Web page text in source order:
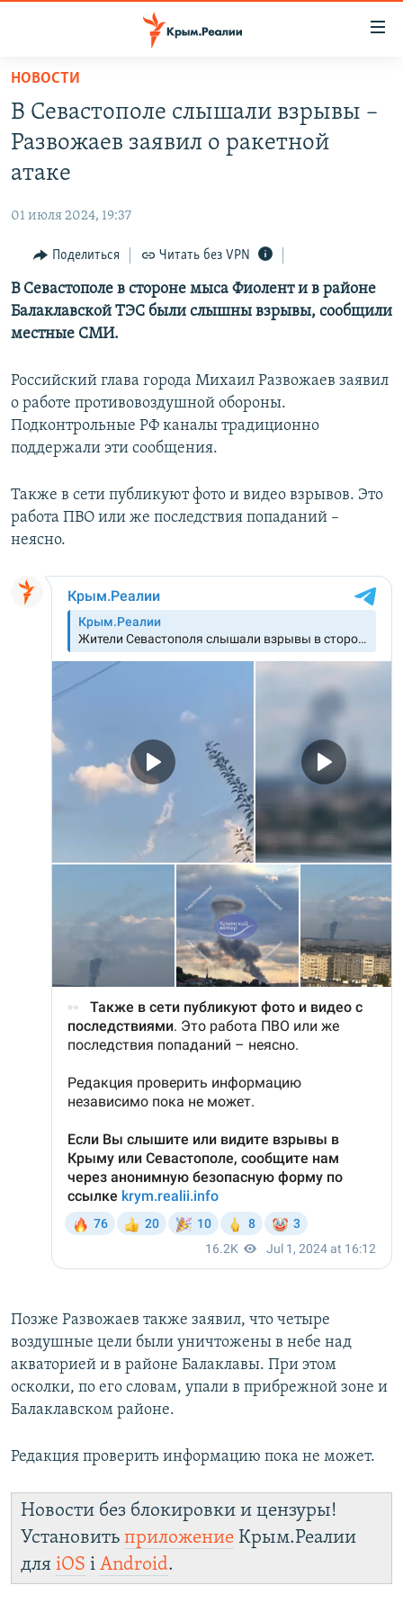
Вернуться
основному
содержанию
главной
Вернутся
поиску
11 ЛЕТ ОККУПАЦИИ КРЫМА. 11 ИСТОРИЙ СОПРОТИВЛЕНИЯ
ЕЩЕ
ИНТЕРАКТИВ
ИНФОГРАФИКА
ПРОПАВШИЕ БЕЗ ВЕСТИ
ПОБЕДИТЕЛЕЙ НЕ СУДЯТ?
КРЫМ.НЕПОКОРЕННЫЙ
УКРАИНСКАЯ ПРОБЛЕМА КРЫМА
РАДІО СВОБОДА
КАК ОБОЙТИ БЛОКИРОВКУ
Українською
Qırımtatar
ПРИСОЕДИНЯЙТЕСЬ!
Все сайты RFE/RL
НОВОСТИ
В Севастополе слышали взрывы –
Развожаев заявил о ракетной
атаке
01 июля 2024, 19:37
Поделиться Читать без VPN
В Севастополе в стороне мыса Фиолент и в районе
Балаклавской ТЭС были слышны взрывы, сообщили
местные СМИ.
Российский глава города Михаил Развожаев заявил
о работе противовоздушной обороны.
Подконтрольные РФ каналы традиционно
поддержали эти сообщения.
Также в сети публикуют фото и видео взрывов. Это
работа ПВО или же последствия попаданий –
неясно.
Позже Развожаев также заявил, что четыре
воздушные цели были уничтожены в небе над
акваторией и в районе Балаклавы. При этом
осколки, по его словам, упали в прибрежной зоне и
Балаклавском районе.
Редакция проверить информацию пока не может.
Новости без блокировки и цензуры!
Установить приложение Крым.Реалии
для iOS і Android.